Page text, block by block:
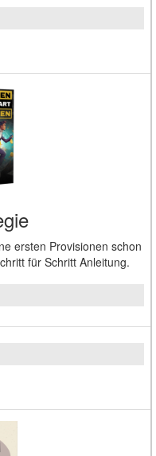
ersten Provisionen schon
für Schritt Anleitung.